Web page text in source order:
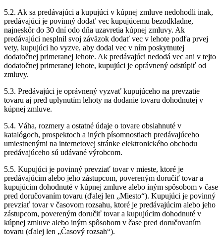
5.2. Ak sa predávajúci a kupujúci v kúpnej zmluve nedohodli inak,
predávajúci je povinný dodať vec kupujúcemu bezodkladne,
najneskôr do 30 dní odo dňa uzavretia kúpnej zmluvy. Ak
predávajúci nesplnil svoj záväzok dodať vec v lehote podľa prvej
vety, kupujúci ho vyzve, aby dodal vec v ním poskytnutej
dodatočnej primeranej lehote. Ak predávajúci nedodá vec ani v tejto
dodatočnej primeranej lehote, kupujúci je oprávnený odstúpiť od
zmluvy.
5.3. Predávajúci je oprávnený vyzvať kupujúceho na prevzatie
tovaru aj pred uplynutím lehoty na dodanie tovaru dohodnutej v
kúpnej zmluve.
5.4. Váha, rozmery a ostatné údaje o tovare obsiahnuté v
katalógoch, prospektoch a iných písomnostiach predávajúceho
umiestnenými na internetovej stránke elektronického obchodu
predávajúceho sú udávané výrobcom.
5.5. Kupujúci je povinný prevziať tovar v mieste, ktoré je
predávajúcim alebo jeho zástupcom, povereným doručiť tovar a
kupujúcim dohodnuté v kúpnej zmluve alebo iným spôsobom v čase
pred doručovaním tovaru (ďalej len „Miesto“). Kupujúci je povinný
prevziať tovar v časovom rozsahu, ktoré je predávajúcim alebo jeho
zástupcom, povereným doručiť tovar a kupujúcim dohodnuté v
kúpnej zmluve alebo iným spôsobom v čase pred doručovaním
tovaru (ďalej len „Časový rozsah“).